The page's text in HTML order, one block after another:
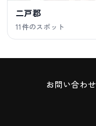
二戸郡
11件のスポット
お問い合わせ